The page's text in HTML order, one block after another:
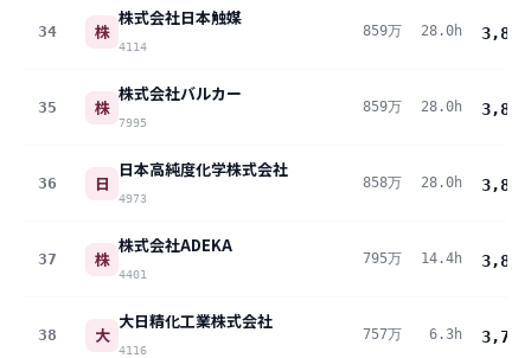
34 株
株式会社日本触媒
4114
859万 28.0h 3,808
35 株
株式会社バルカー
7995
859万 28.0h 3,806
36 日
日本高純度化学株式会社
4973
858万 28.0h 3,803
37 株
株式会社ADEKA
4401
795万 14.4h 3,800
38 大
大日精化工業株式会社
4116
757万 6.3h 3,793